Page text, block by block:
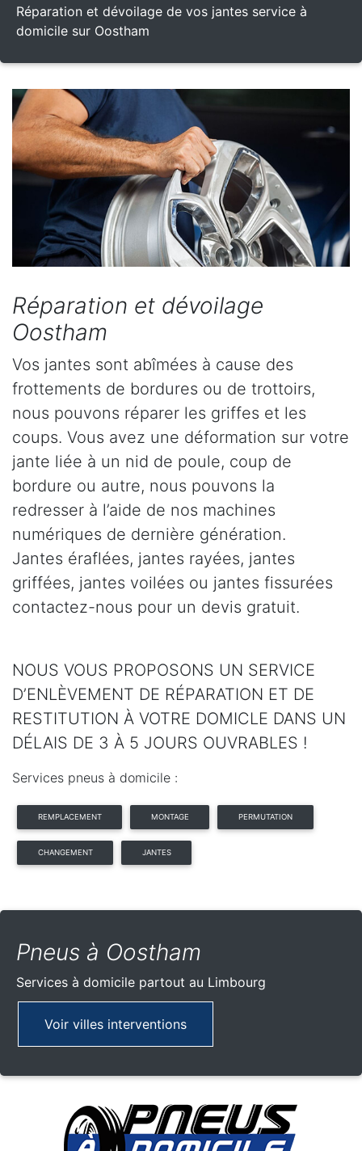
Réparation et dévoilage de vos jantes service à
domicile sur Oostham
Réparation et dévoilage
Oostham
Vos jantes sont abîmées à cause des
frottements de bordures ou de trottoirs,
nous pouvons réparer les griffes et les
coups. Vous avez une déformation sur votre
jante liée à un nid de poule, coup de
bordure ou autre, nous pouvons la
redresser à l’aide de nos machines
numériques de dernière génération.
Jantes éraflées, jantes rayées, jantes
griffées, jantes voilées ou jantes fissurées
contactez-nous pour un devis gratuit.
NOUS VOUS PROPOSONS UN SERVICE
D’ENLÈVEMENT DE RÉPARATION ET DE
RESTITUTION À VOTRE DOMICLE DANS UN
DÉLAIS DE 3 À 5 JOURS OUVRABLES !
Services pneus à domicile :
REMPLACEMENT MONTAGE PERMUTATION
CHANGEMENT JANTES
Pneus à Oostham
Services à domicile partout au Limbourg
Voir villes interventions